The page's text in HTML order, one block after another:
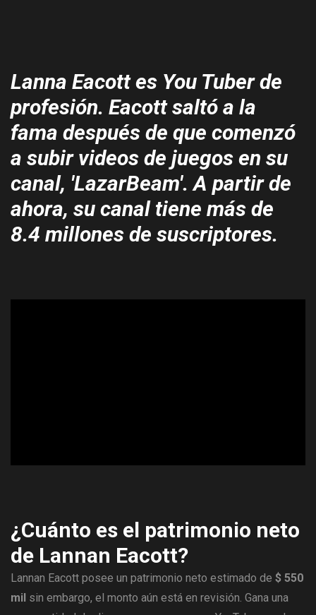
Lanna Eacott es You Tuber de
profesión. Eacott saltó a la
fama después de que comenzó
a subir videos de juegos en su
canal, 'LazarBeam'. A partir de
ahora, su canal tiene más de
8.4 millones de suscriptores.
¿Cuánto es el patrimonio neto
de Lannan Eacott?
Lannan Eacott posee un patrimonio neto estimado de $ 550
mil sin embargo, el monto aún está en revisión. Gana una